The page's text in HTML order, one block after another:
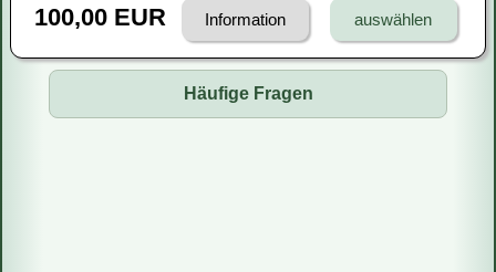
100,00 EUR Information
Häufige Fragen